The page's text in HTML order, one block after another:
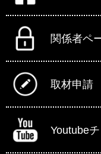
関係者ペ
取材申請
Youtube